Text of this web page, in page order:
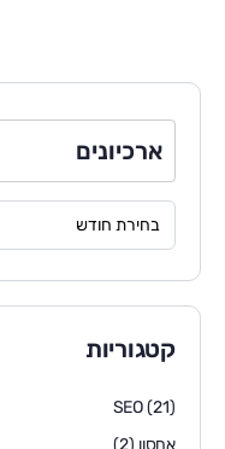
ארכיונים
קטגוריות
SEO(21)